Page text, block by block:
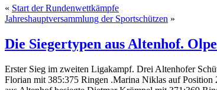
« Start der Rundenwettkämpfe
Jahreshauptversammlung der Sportschützen »
Die Siegertypen aus Altenhof.
Erster Sieg im zweiten Ligakampf. Drei Altenhofer
Florian mit 385:375 Ringen .Marina Niklas auf Position